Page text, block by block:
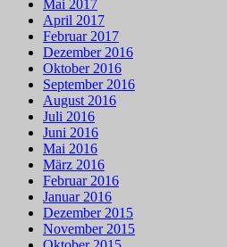
Mai 2017
April 2017
Februar 2017
Dezember 2016
Oktober 2016
September 2016
August 2016
Juli 2016
Juni 2016
Mai 2016
März 2016
Februar 2016
Januar 2016
Dezember 2015
November 2015